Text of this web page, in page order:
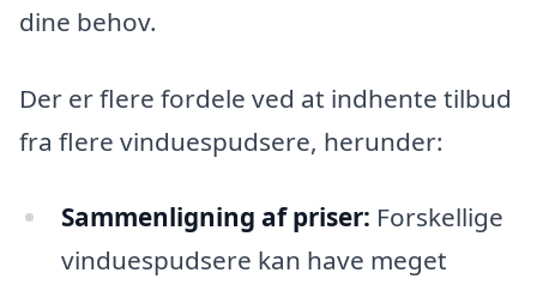
dine behov.
Der er flere fordele ved at indhente tilbud
fra flere vinduespudsere, herunder:
Sammenligning af priser: Forskellige
vinduespudsere kan have meget